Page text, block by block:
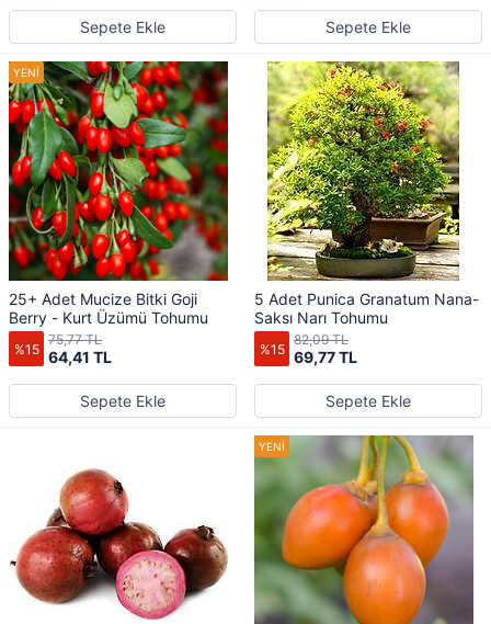
Sepete Ekle Sepete Ekle
25+ Adet Mucize Bitki Goji
Berry - Kurt Üzümü Tohumu
%15 64,41 TL
75,77 TL
Sepete Ekle
5 Adet Punica Granatum Nana-
Saksı Narı Tohumu
%15 69,77 TL
82,09 TL
Sepete Ekle